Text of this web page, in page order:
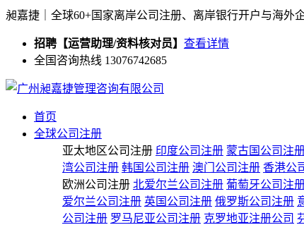
昶嘉捷｜全球60+国家离岸公司注册、离岸银行开户与海外
招聘【运营助理/资料核对员】 查看详情
全国咨询热线 13076742685
首页
全球公司注册
亚太地区公司注册 印度公司注册 蒙古国公司注
湾公司注册 韩国公司注册 澳门公司注册 香港公
欧洲公司注册 北爱尔兰公司注册 葡萄牙公司注
爱尔兰公司注册 英国公司注册 俄罗斯公司注册
公司注册 罗马尼亚公司注册 克罗地亚注册公司